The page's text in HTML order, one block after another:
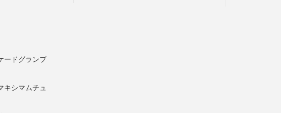
ードグランプ
キシマムチュ